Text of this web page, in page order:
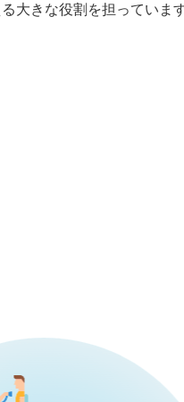
⼤きな役割を担っていま